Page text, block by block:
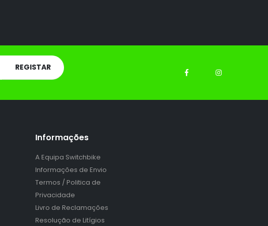
Informações
A Equipa Switchbike
Informações de Envio
Termos / Politica de
Privacidade
Livro de Reclamações
Resolução de Litígios